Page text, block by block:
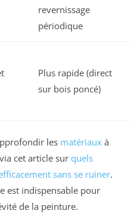
revernissage
périodique
Plus rapide (direct
sur bois poncé)
les matériaux à
cet article sur quels
sans se ruiner.
est indispensable pour
de la peinture.